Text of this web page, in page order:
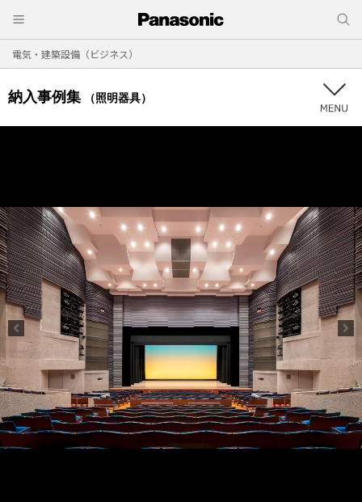
電気・建築設備（ビジネス）
納入事例集 （照明器具）